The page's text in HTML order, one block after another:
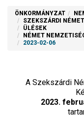
ÖNKORMÁNYZAT
SZEKSZÁRDI
ÜLÉSEK
NÉMET
2023-02-06
A Szekszárdi
2023.